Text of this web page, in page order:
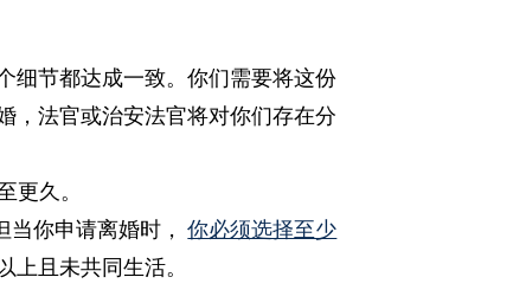
细节都达成一致。你们需要将这份
，法官或治安法官将对你们存在分
更久。
当你申请离婚时，你必须选择至少
且未共同生活。